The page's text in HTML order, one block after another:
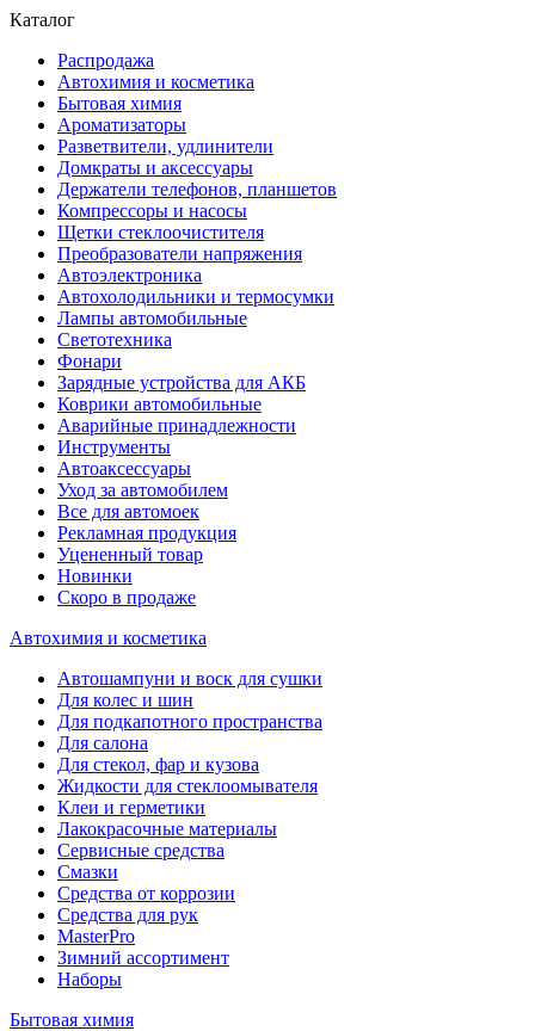
Каталог
Распродажа
Автохимия и косметика
Бытовая химия
Ароматизаторы
Разветвители, удлинители
Домкраты и аксессуары
Держатели телефонов, планшетов
Компрессоры и насосы
Щетки стеклоочистителя
Преобразователи напряжения
Автоэлектроника
Автохолодильники и термосумки
Лампы автомобильные
Светотехника
Фонари
Зарядные устройства для АКБ
Коврики автомобильные
Аварийные принадлежности
Инструменты
Автоаксессуары
Уход за автомобилем
Все для автомоек
Рекламная продукция
Уцененный товар
Новинки
Скоро в продаже
Автохимия и косметика
Автошампуни и воск для сушки
Для колес и шин
Для подкапотного пространства
Для салона
Для стекол, фар и кузова
Жидкости для стеклоомывателя
Клеи и герметики
Лакокрасочные материалы
Сервисные средства
Смазки
Средства от коррозии
Средства для рук
MasterPro
Зимний ассортимент
Наборы
Бытовая химия